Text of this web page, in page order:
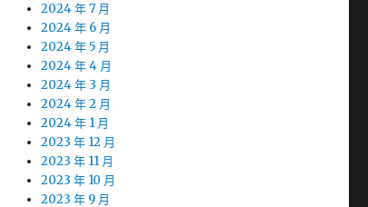
2024 年 7 月
2024 年 6 月
2024 年 5 月
2024 年 4 月
2024 年 3 月
2024 年 2 月
2024 年 1 月
2023 年 12 月
2023 年 11 月
2023 年 10 月
2023 年 9 月